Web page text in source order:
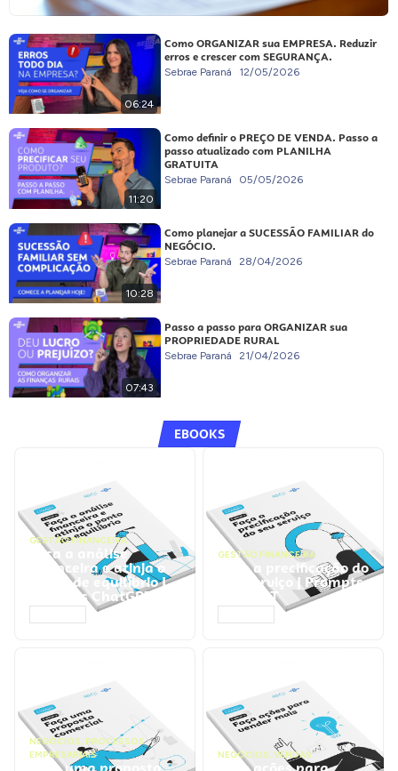
06:24
Como ORGANIZAR sua EMPRESA. Reduzir
erros e crescer com SEGURANÇA.
Sebrae Paraná 12/05/2026
11:20
Como definir o PREÇO DE VENDA. Passo a
passo atualizado com PLANILHA
GRATUITA
Sebrae Paraná 05/05/2026
10:28
Como planejar a SUCESSÃO FAMILIAR do
NEGÓCIO.
Sebrae Paraná 28/04/2026
07:43
Passo a passo para ORGANIZAR sua
PROPRIEDADE RURAL
Sebrae Paraná 21/04/2026
EBOOKS
GESTÃO FINANCEIRA
Faça a análise
financeira e atinja o
ponto de equilíbrio |
Prompts ChatGPT
GESTÃO FINANCEIRA
Faça a precificação do
seu serviço | Prompts
ChatGPT
NEGÓCIOS, PROCESSOS
EMPRESARIAIS
NEGÓCIOS, VENDAS